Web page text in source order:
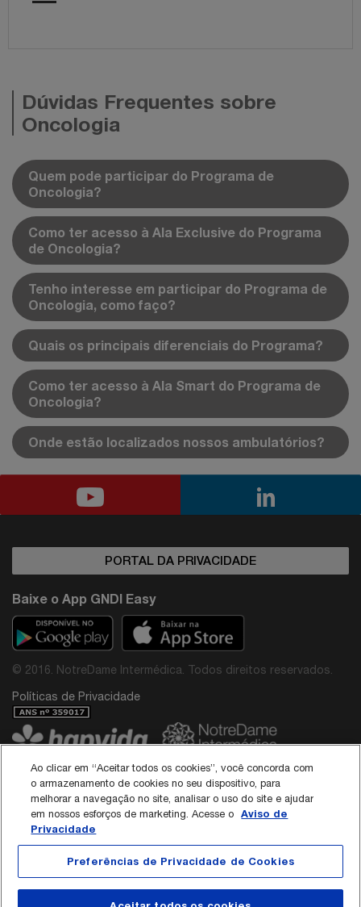
Dúvidas Frequentes sobre
Oncologia
Quem pode participar do Programa de
Oncologia?
Como ter acesso à Ala Exclusive do Programa
de Oncologia?
Tenho interesse em participar do Programa de
Oncologia, como faço?
Quais os principais diferenciais do Programa?
Como ter acesso à Ala Smart do Programa de
Oncologia?
Onde estão localizados nossos ambulatórios?
PORTAL DA PRIVACIDADE
Baixe o App GNDI Easy
© 2016. NotreDame Intermédica. Todos direitos reservados.
Políticas de Privacidade
Avenida Paulista, 867 - São Paulo/SP - CEP: 01311-100
SAC: 0800 015 3855 / CNPJ: 44.649.812/0001-38
Diretor Médico do Grupo NotreDame Intermédica: Dr. Rodolfo Pires de Albuquerque -
CRM: 40.137
Responsável Técnico da Interodonto:
Dr Roberto Edilson Meireles Passos Neto - CRO/CE 3789
Dra Paloma Stephania Guilhermina Prado de Sá - CRO/SP 165345
Política de Cookies
Ao clicar em “Aceitar todos os cookies”, você concorda com
o armazenamento de cookies no seu dispositivo, para
melhorar a navegação no site, analisar o uso do site e ajudar
em nossos esforços de marketing. Acesse o
Aviso de
Privacidade
Preferências de Privacidade de Cookies